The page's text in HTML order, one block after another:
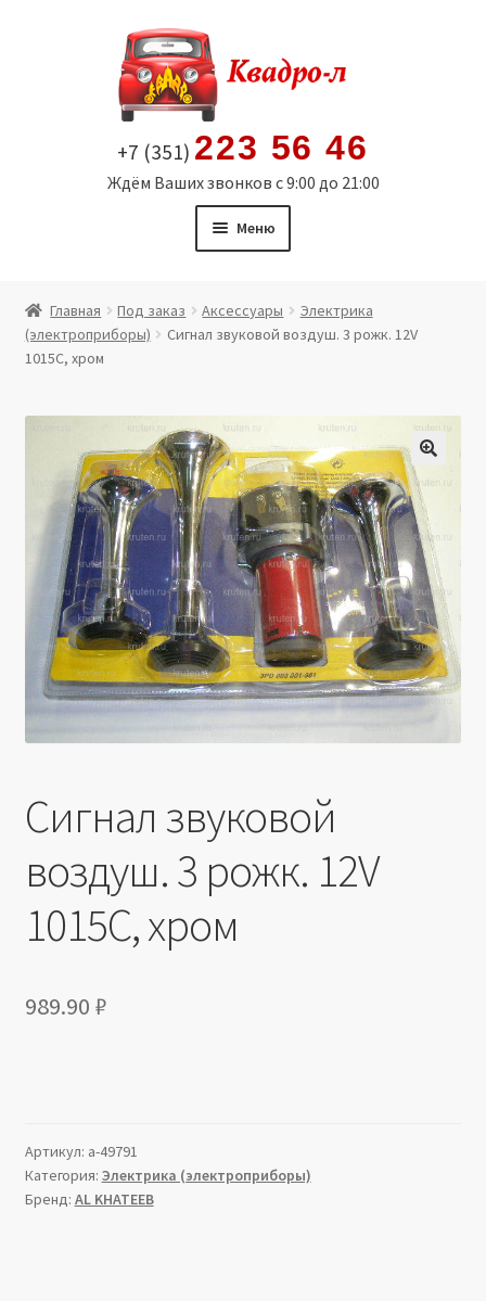
содержимому
+7 (351) 223 56 46
Ждём Ваших звонков с 9:00 до 21:00
Меню
Витрина
Политика в отношении обработки персональных
данных
Производители
Юридические данные
Главная Под заказ Аксессуары
Электрика
(электроприборы)
Сигнал звуковой воздуш. 3 рожк. 12V
1015С, хром
🔍
Сигнал звуковой
воздуш. 3 рожк. 12V
1015С, хром
989.90 ₽
Артикул: a-49791
Категория: Электрика (электроприборы)
Бренд: AL KHATEEB